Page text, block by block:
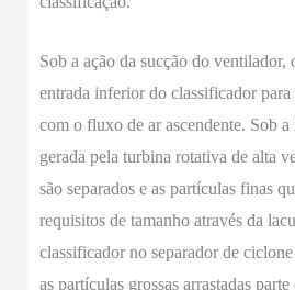
Sob a ação da sucção do ventilador,
entrada inferior do classificador
com o fluxo de ar ascendente. Sob
gerada pela turbina rotativa de alta
são separados e as partículas finas
requisitos de tamanho através da
classificador no separador de
as partículas grossas arrastadas